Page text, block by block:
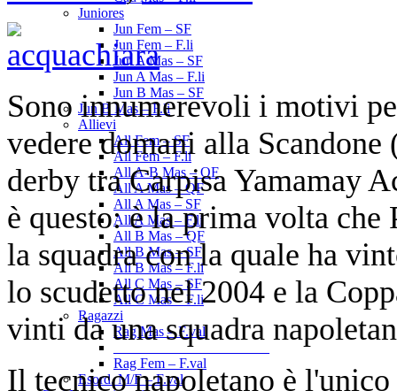
Juniores
Jun Fem – SF
Jun Fem – F.li
Jun A Mas – SF
Jun A Mas – F.li
Jun B Mas – SF
Jun B Mas – F.li
Allievi
All Fem – SF
All Fem – F.li
All A-B Mas – OF
All A Mas – QF
All A Mas – SF
All A Mas – F.li
All B Mas – QF
All B Mas – SF
All B Mas – F.li
All C Mas – SF
All C Mas – F.li
Ragazzi
Rag Mas – F.val
______________________
Rag Fem – F.val
Esord. M/F – F.val
Sono innumerevoli i motivi
vedere domani alla
derby tra Carpisa Yamamay
è questo: è la prima volta
la squadra con la quale ha
lo scudetto nel 2004 e la
vinti da una squadra
Il tecnico napoletano è